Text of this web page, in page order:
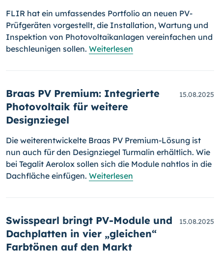
FLIR hat ein umfassendes Portfolio an neuen PV-
Prüfgeräten vorgestellt, die Installation, Wartung und
Inspektion von Photovoltaikanlagen vereinfachen und
beschleunigen sollen. Weiterlesen
Braas PV Premium: Integrierte
Photovoltaik für weitere
Designziegel
15.08.2025
Die weiterentwickelte Braas PV Premium-Lösung ist
nun auch für den Designziegel Turmalin erhältlich. Wie
bei Tegalit Aerolox sollen sich die Module nahtlos in die
Dachfläche einfügen. Weiterlesen
Swisspearl bringt PV-Module und
Dachplatten in vier „gleichen“
Farbtönen auf den Markt
15.08.2025